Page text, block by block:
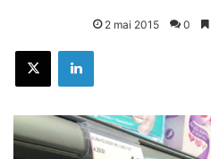
2 mai 2015 0
X Linkedin